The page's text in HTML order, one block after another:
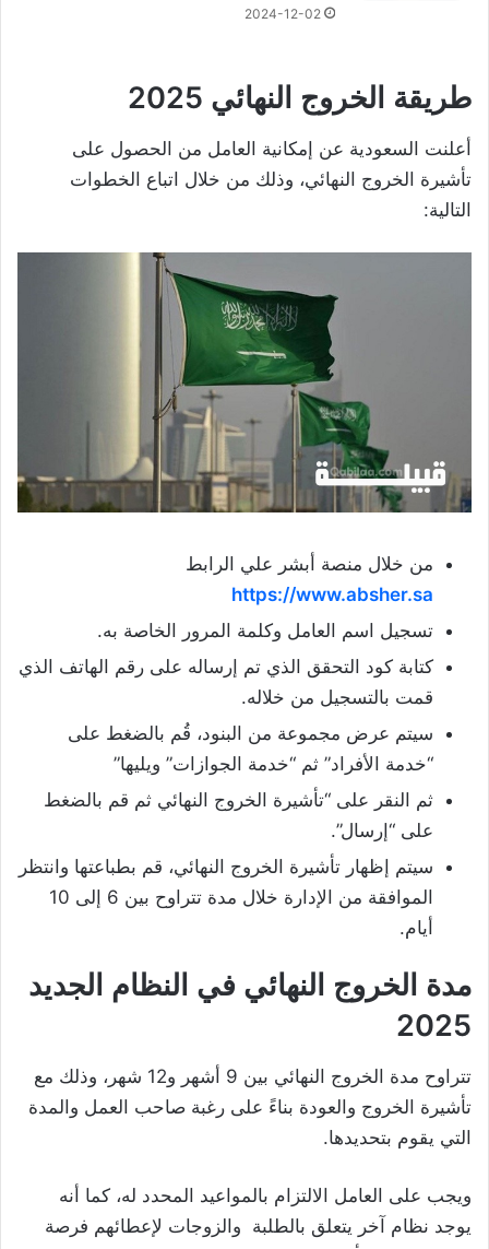
2024-12-02
طريقة الخروج النهائي 2025
أعلنت السعودية عن إمكانية العامل من الحصول على
تأشيرة الخروج النهائي، وذلك من خلال اتباع الخطوات
التالية:
من خلال منصة أبشر علي الرابط
https://www.absher.sa
تسجيل اسم العامل وكلمة المرور الخاصة به.
كتابة كود التحقق الذي تم إرساله على رقم الهاتف الذي
قمت بالتسجيل من خلاله.
سيتم عرض مجموعة من البنود، قُم بالضغط على
“خدمة الأفراد” ثم “خدمة الجوازات” ويليها”
ثم النقر على “تأشيرة الخروج النهائي ثم قم بالضغط
على “إرسال”.
سيتم إظهار تأشيرة الخروج النهائي، قم بطباعتها وانتظر
الموافقة من الإدارة خلال مدة تتراوح بين 6 إلى 10
أيام.
مدة الخروج النهائي في النظام الجديد
2025
تتراوح مدة الخروج النهائي بين 9 أشهر و12 شهر، وذلك مع
تأشيرة الخروج والعودة بناءً على رغبة صاحب العمل والمدة
التي يقوم بتحديدها.
ويجب على العامل الالتزام بالمواعيد المحدد له، كما أنه
يوجد نظام آخر يتعلق بالطلبة والزوجات لإعطائهم فرصة